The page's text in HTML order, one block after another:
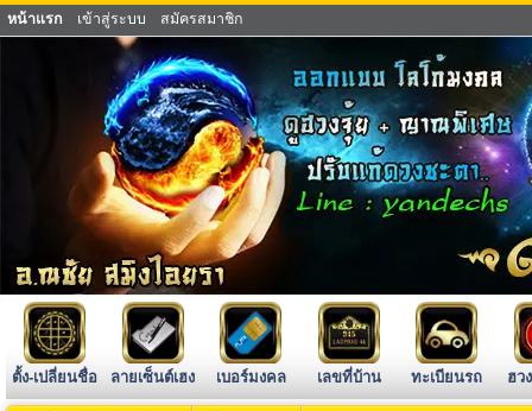
หน้าแรก เข้าสู่ระบบ สมัครสมาชิก
ตั้ง-เปลี่ยนชื่อ ลายเซ็นต์เฮง เบอร์มงคล เลขที่บ้าน ทะเบียนรถ ฮว